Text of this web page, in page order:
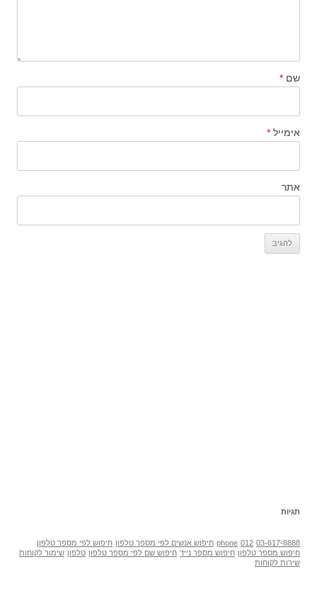
שם *
אימייל *
אתר
תגיות
03-617-8888
012
phone חיפוש אנשים לפי מספר טלפון חיפוש לפי מספר טלפון
חיפוש מספר טלפון חיפוש מספר נייד חיפוש שם לפי מספר טלפון טלפון שימור לקוחות
שירות לקוחות